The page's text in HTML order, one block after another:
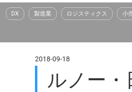
へ
ス
DX 製造業 ロジスティクス 小
2018-09-18
ルノー・